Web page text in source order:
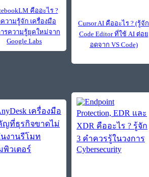
คืออะไร ?
วามรู้จัก เครื่องมือ
รความรู้ยุคใหม่จาก
Google Labs
Cursor AI คืออะไร ? (รู้จัก
Code Editor ที่ใช้ AI ต่อย
อดจาก VS Code)